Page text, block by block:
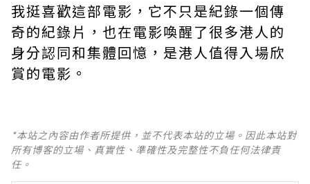
我挺喜歡這部電影，它不只是紀錄一個傳
奇的紀錄片，也在電影喚醒了很多港人的
身分認同和集體回憶，是港人值得入場欣
賞的電影。
*本站之內容由作者所提供，並不代表本站的立場。因此本站對
所有博客的立場、真實性、準確性及完整性不負任何法律責
任。